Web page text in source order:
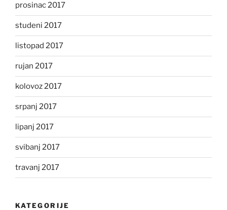
prosinac 2017
studeni 2017
listopad 2017
rujan 2017
kolovoz 2017
srpanj 2017
lipanj 2017
svibanj 2017
travanj 2017
KATEGORIJE